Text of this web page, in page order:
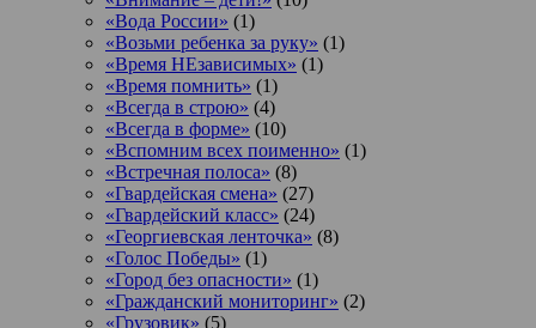
«Вода России» (1)
«Возьми ребенка за руку» (1)
«Время НЕзависимых» (1)
«Время помнить» (1)
«Всегда в строю» (4)
«Всегда в форме» (10)
«Вспомним всех поименно» (1)
«Встречная полоса» (8)
«Гвардейская смена» (27)
«Гвардейский класс» (24)
«Георгиевская ленточка» (8)
«Голос Победы» (1)
«Город без опасности» (1)
«Гражданский мониторинг» (2)
«Грузовик» (5)